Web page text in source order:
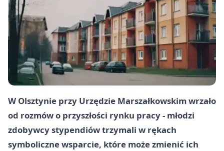
W Olsztynie przy Urzędzie Marszałkowskim wrzało
od rozmów o przyszłości rynku pracy - młodzi
zdobywcy stypendiów trzymali w rękach
symboliczne wsparcie, które może zmienić ich